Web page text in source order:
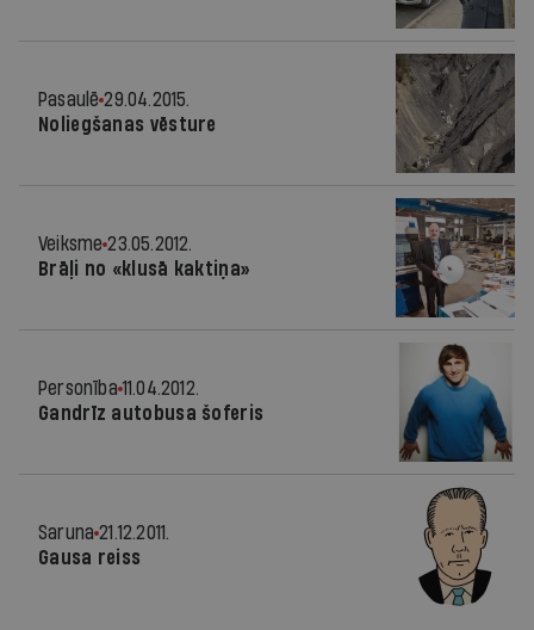
Pasaulē 29.04.2015.
Noliegšanas vēsture
Veiksme 23.05.2012.
Brāļi no «klusā kaktiņa»
Personība 11.04.2012.
Gandrīz autobusa šoferis
Saruna 21.12.2011.
Gausa reiss